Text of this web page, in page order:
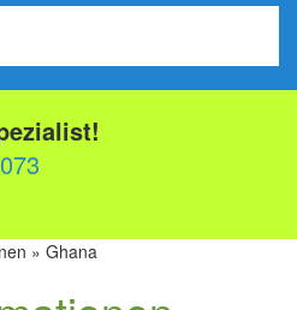
» Ghana